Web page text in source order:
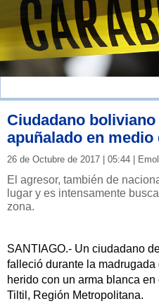
Ciudadano
apuñalado en medio
26 de Octubre de 2017 | 05:44 | Emol
El agresor, también de
lugar y es intensamente
zona.
SANTIAGO.- Un ciudadano
falleció durante la
herido con un arma blanca
Tiltil, Región Metropolitana.